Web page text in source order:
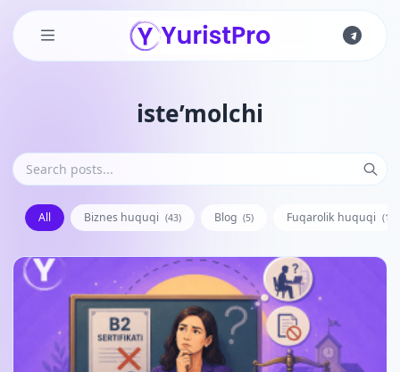
iste’molchi
All Biznes huquqi (43) Blog (5) Fuqarolik huquqi